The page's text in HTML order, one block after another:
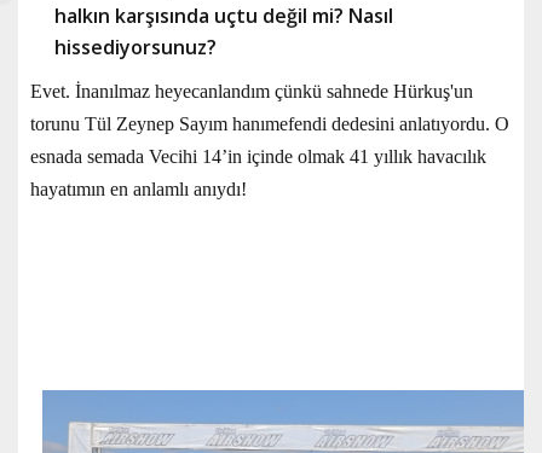
halkın karşısında uçtu değil mi? Nasıl
hissediyorsunuz?
Evet. İnanılmaz heyecanlandım çünkü sahnede Hürkuş'un
torunu Tül Zeynep Sayım hanımefendi dedesini anlatıyordu. O
esnada semada Vecihi 14’in içinde olmak 41 yıllık havacılık
hayatımın en anlamlı anıydı!